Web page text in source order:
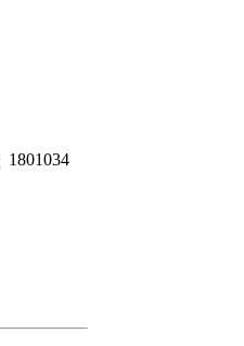
1801034